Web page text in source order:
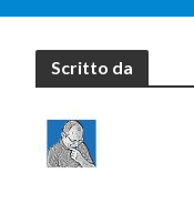
Scritto da